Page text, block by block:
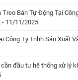
Treo Bán Tự Động Tại
- 11/11/2025
Công Ty Tnhh Sản Xuất
đầu tư hệ thống xử lý